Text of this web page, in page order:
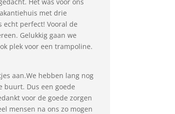
met drie
echt perfect! Vooral de
Gelukkig gaan we
plek voor een trampoline.
aan.We hebben lang nog
buurt. Dus een goede
voor de goede zorgen
mensen na ons zo mogen